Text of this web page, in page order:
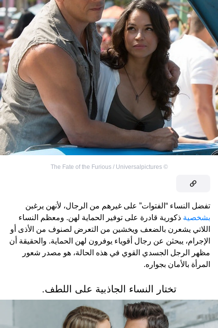
©
The Fate of the Furious / Universalpictures
تفضل النساء “الفتوات” على غيرهم من الرجال، لأنهن يرغبن
بشخصية ذكورية قادرة على توفير الحماية لهن. ومعظم النساء
اللاتي يشعرن بالضعف ويخشين من التعرض لصنوف من الأذى أو
الإجرام، يبحثن عن رجال أقوياء يوفرون لهن الحماية. والحقيقة أن
مظهر الرجل الجسدي القوي في هذه الحالة، هو مصدر شعور
المرأة بالأمان بجواره.
تختار النساء الجاذبية على اللطف.